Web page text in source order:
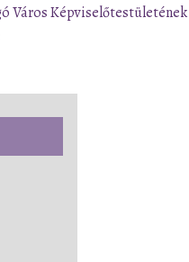
Város Képviselőtestületének